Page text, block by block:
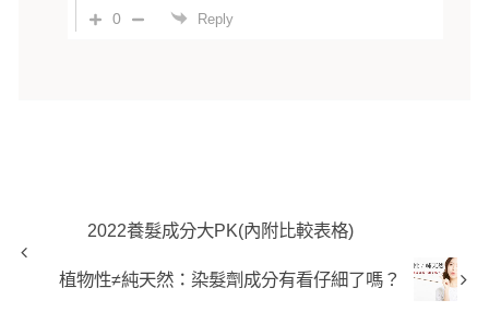
0 Reply
2022養髮成分大PK(內附比較表格)
植物性≠純天然：染髮劑成分有看仔細了嗎？